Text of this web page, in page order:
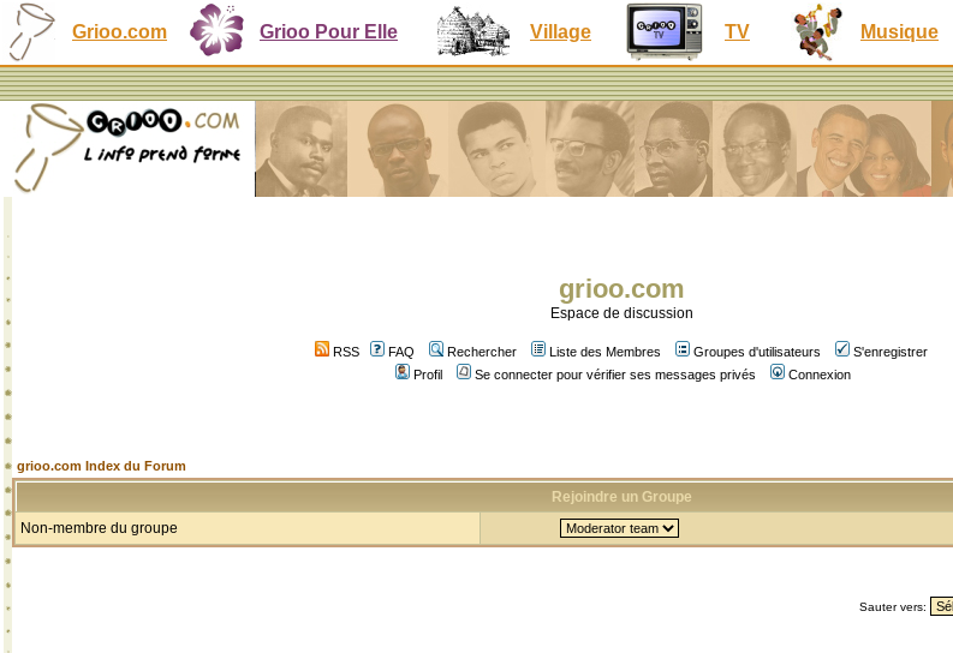
Grioo.com Grioo Pour Elle Village TV Musique
grioo.com
Espace de discussion
RSS FAQ Rechercher Liste des Membres Groupes d'utilisateurs
S'enregistrer
Profil
Se connecter pour vérifier ses messages privés Connexion
grioo.com Index du Forum
Rejoindre un Groupe
Non-membre du groupe
Sauter vers: